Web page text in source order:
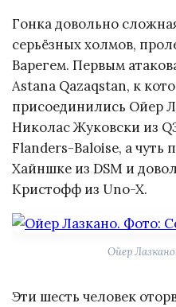
Гонка довольно
серьёзных холмов,
Варегем. Первым
Astana Qazaqstan, к
присоединились Ойер
Николас Жуковски из
Flanders-Baloise, а чуть
Хайншке из DSM и
Кристофф из Uno-X.
Ойер
Эти шесть человек